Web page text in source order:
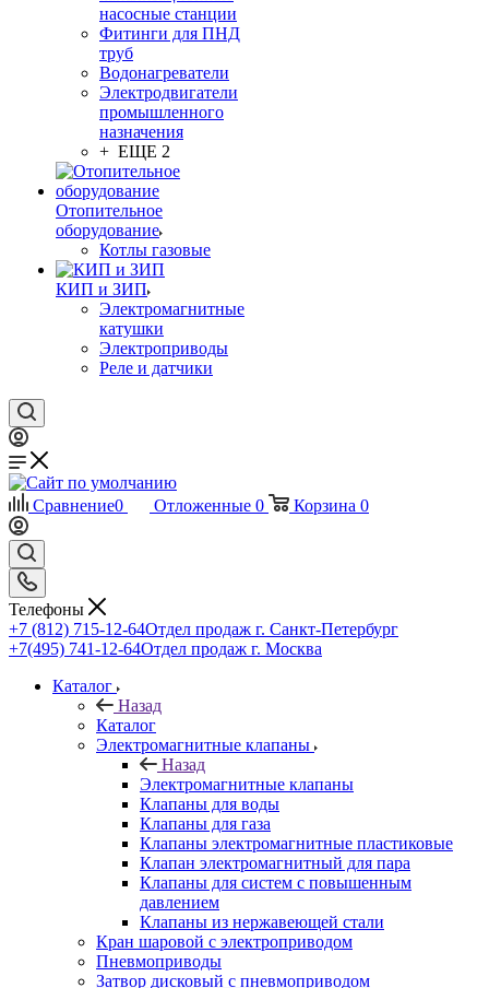
насосные станции
Фитинги для ПНД
труб
Водонагреватели
Электродвигатели
промышленного
назначения
+ ЕЩЕ 2
Отопительное
оборудование
Котлы газовые
КИП и ЗИП
Электромагнитные
катушки
Электроприводы
Реле и датчики
Сравнение0 Отложенные 0 Корзина 0
Телефоны
+7 (812) 715-12-64Отдел продаж г. Санкт-Петербург
+7(495) 741-12-64Отдел продаж г. Москва
Каталог
Назад
Каталог
Электромагнитные клапаны
Назад
Электромагнитные клапаны
Клапаны для воды
Клапаны для газа
Клапаны электромагнитные пластиковые
Клапан электромагнитный для пара
Клапаны для систем с повышенным
давлением
Клапаны из нержавеющей стали
Кран шаровой с электроприводом
Пневмоприводы
Затвор дисковый с пневмоприводом